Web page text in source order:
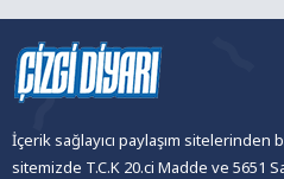
İçerik sağlayıcı paylaşım sitelerinden
sitemizde T.C.K 20.ci Madde ve 5651